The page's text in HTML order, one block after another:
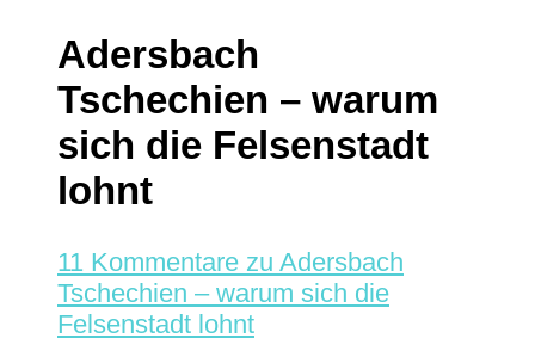
Adersbach
Tschechien – warum
sich die Felsenstadt
lohnt
11 Kommentare zu Adersbach
Tschechien – warum sich die
Felsenstadt lohnt